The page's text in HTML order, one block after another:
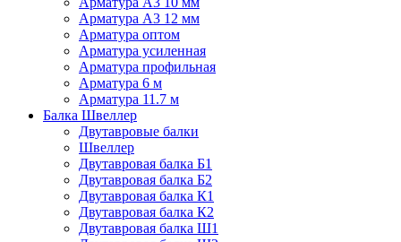
Арматура А3 12 мм
Арматура оптом
Арматура усиленная
Арматура профильная
Арматура 6 м
Арматура 11.7 м
Балка Швеллер
Двутавровые балки
Швеллер
Двутавровая балка Б1
Двутавровая балка Б2
Двутавровая балка К1
Двутавровая балка К2
Двутавровая балка Ш1